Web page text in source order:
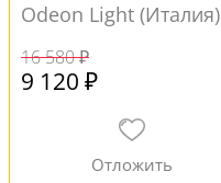
Odeon Light (Италия)
16 580 ₽
9 120 ₽